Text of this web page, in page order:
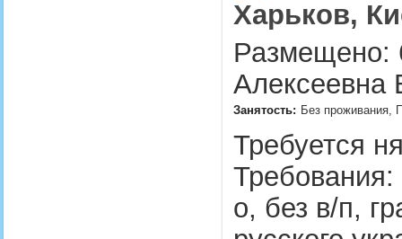
Харьков,
Размещено:
Алексеевна
Занятость: Без проживания,
Требуется
Требования:
о, без в/п,